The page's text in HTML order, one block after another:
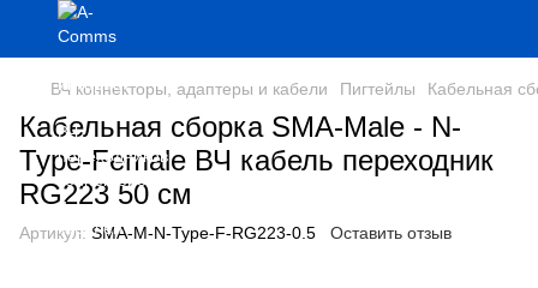
ВЧ коннекторы, адаптеры и кабели Пигтейлы Кабельная
Кабельная сборка SMA-Male - N-
Type-Female ВЧ кабель переходник
RG223 50 см
Артикул: SMA-M-N-Type-F-RG223-0.5 Оставить отзыв